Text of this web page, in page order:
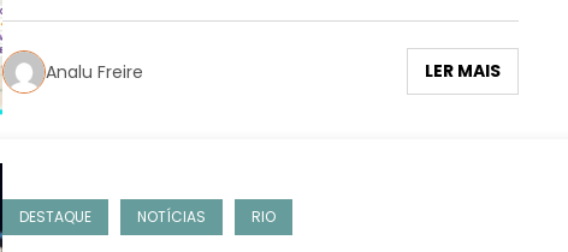
Analu Freire LER MAIS
DESTAQUE NOTÍCIAS RIO